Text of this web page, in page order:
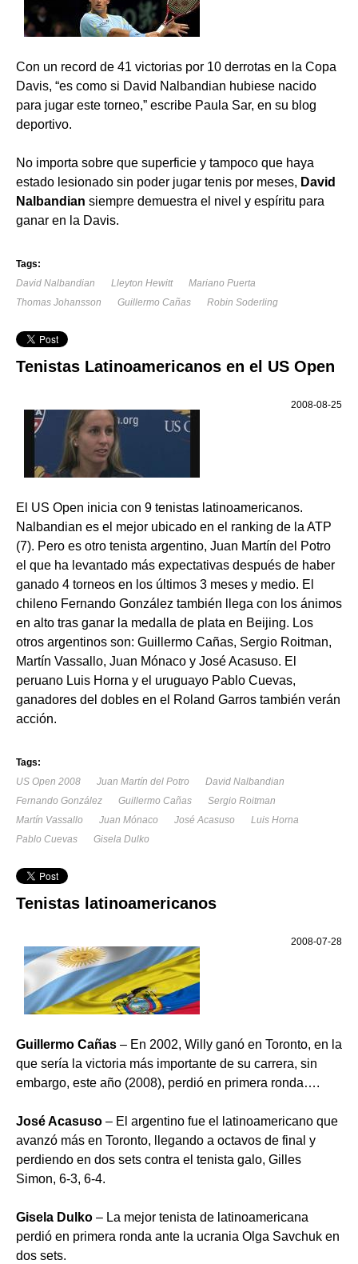
Con un record de 41 victorias por 10 derrotas en la Copa
Davis, “es como si David Nalbandian hubiese nacido
para jugar este torneo,” escribe Paula Sar, en su blog
deportivo.
No importa sobre que superficie y tampoco que haya
estado lesionado sin poder jugar tenis por meses, David
Nalbandian siempre demuestra el nivel y espíritu para
ganar en la Davis.
Tags:
David Nalbandian
Lleyton Hewitt
Mariano Puerta
Thomas Johansson
Guillermo Cañas Robin Soderling
Tenistas Latinoamericanos en el US Open
2008-08-25
El US Open inicia con 9 tenistas latinoamericanos.
Nalbandian es el mejor ubicado en el ranking de la ATP
(7). Pero es otro tenista argentino, Juan Martín del Potro
el que ha levantado más expectativas después de haber
ganado 4 torneos en los últimos 3 meses y medio. El
chileno Fernando González también llega con los ánimos
en alto tras ganar la medalla de plata en Beijing. Los
otros argentinos son: Guillermo Cañas, Sergio Roitman,
Martín Vassallo, Juan Mónaco y José Acasuso. El
peruano Luis Horna y el uruguayo Pablo Cuevas,
ganadores del dobles en el Roland Garros también verán
acción.
Tags:
US Open 2008
Juan Martín del Potro
David Nalbandian
Fernando González
Guillermo Cañas
Sergio Roitman
Martín Vassallo
Juan Mónaco José Acasuso
Luis Horna
Pablo Cuevas
Gisela Dulko
Tenistas latinoamericanos
2008-07-28
Guillermo Cañas – En 2002, Willy ganó en Toronto, en la
que sería la victoria más importante de su carrera, sin
embargo, este año (2008), perdió en primera ronda….
José Acasuso – El argentino fue el latinoamericano que
avanzó más en Toronto, llegando a octavos de final y
perdiendo en dos sets contra el tenista galo, Gilles
Simon, 6-3, 6-4.
Gisela Dulko – La mejor tenista de latinoamericana
perdió en primera ronda ante la ucrania Olga Savchuk en
dos sets.